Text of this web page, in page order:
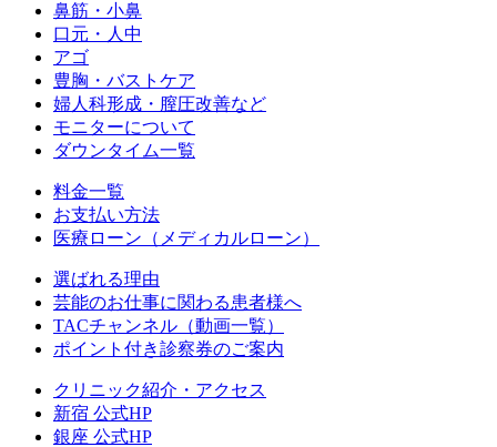
鼻筋・小鼻
口元・人中
アゴ
豊胸・バストケア
婦人科形成・膣圧改善など
モニターについて
ダウンタイム一覧
料金一覧
お支払い方法
医療ローン（メディカルローン）
選ばれる理由
芸能のお仕事に関わる患者様へ
TACチャンネル（動画一覧）
ポイント付き診察券のご案内
クリニック紹介・アクセス
新宿 公式HP
銀座 公式HP